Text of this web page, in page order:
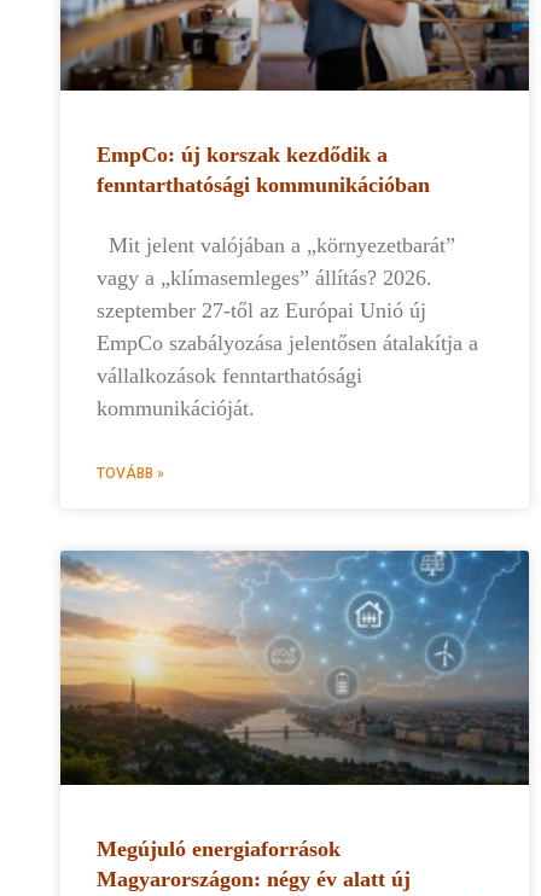
EmpCo: új korszak kezdődik a
fenntarthatósági kommunikációban
Mit jelent valójában a „környezetbarát”
vagy a „klímasemleges” állítás? 2026.
szeptember 27-től az Európai Unió új
EmpCo szabályozása jelentősen átalakítja a
vállalkozások fenntarthatósági
kommunikációját.
TOVÁBB »
Megújuló energiaforrások
Magyarországon: négy év alatt új